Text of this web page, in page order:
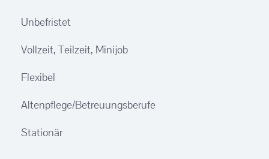
Unbefristet
Vollzeit, Teilzeit, Minijob
Flexibel
Altenpflege/Betreuungsberufe
Stationär